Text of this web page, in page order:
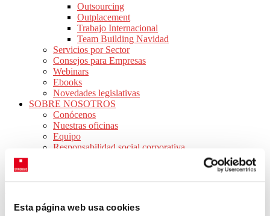
Esta página web usa cookies
Outsourcing
Outplacement
Trabajo Internacional
Team Building Navidad
Servicios por Sector
Consejos para Empresas
Webinars
Ebooks
Novedades legislativas
SOBRE NOSOTROS
Conócenos
Nuestras oficinas
Equipo
Responsabilidad social corporativa